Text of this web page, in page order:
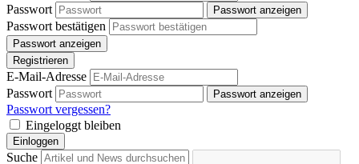
Passwort
Passwort anzeigen
Passwort bestätigen
Passwort anzeigen
Registrieren
E-Mail-Adresse
Passwort
Passwort anzeigen
Passwort vergessen?
Eingeloggt bleiben
Einloggen
Suche